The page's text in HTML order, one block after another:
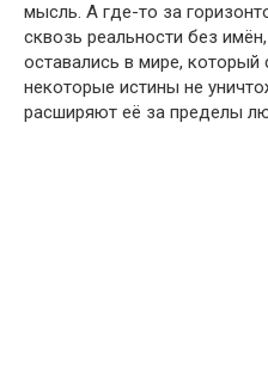
мысль. А где-то за
сквозь реальности без
оставались в мире,
некоторые истины не
расширяют её за пределы